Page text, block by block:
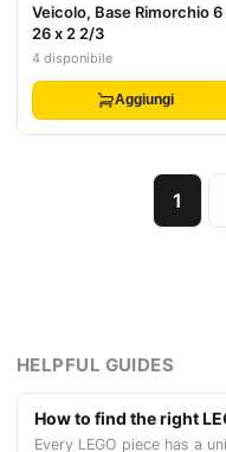
Veicolo, Base Rimorchio 6
26 x 2 2/3
4 disponibile
Aggiungi
1
HELPFUL GUIDES
How to find the right
Every LEGO piece has a